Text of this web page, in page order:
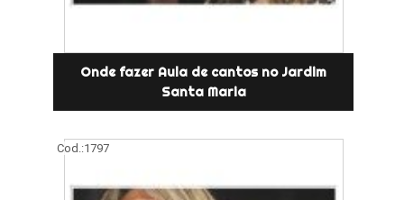
Onde fazer Aula de cantos no Jardim
Santa Maria
Cod.:1797